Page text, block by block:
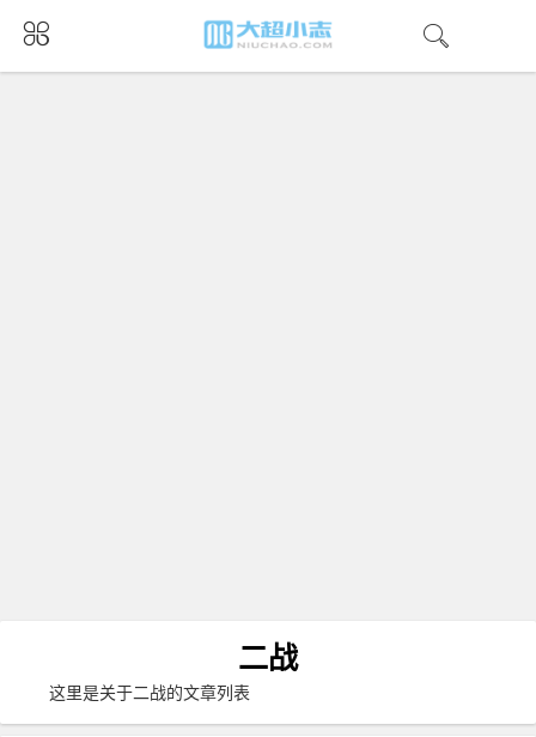
二战
这里是关于二战的文章列表